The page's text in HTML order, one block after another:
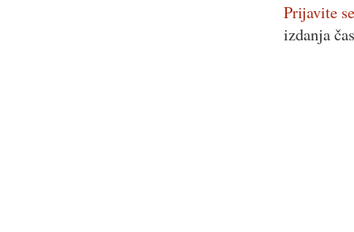
Prijavite
izdanja